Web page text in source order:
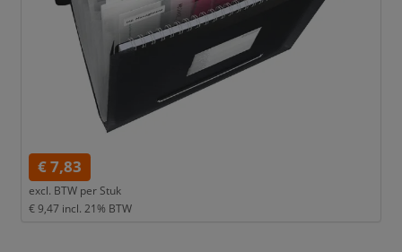
€ 7,83
excl. BTW per Stuk
€ 9,47 incl. 21% BTW